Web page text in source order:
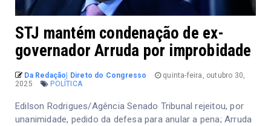
STJ mantém condenação de ex-
governador Arruda por improbidade
Da Redação| Direto do Congresso
quinta-feira, outubro 30,
2025
POLÍTICA
Edilson Rodrigues/Agência Senado Tribunal rejeitou, por
unanimidade, pedido da defesa para anular a pena; Arruda